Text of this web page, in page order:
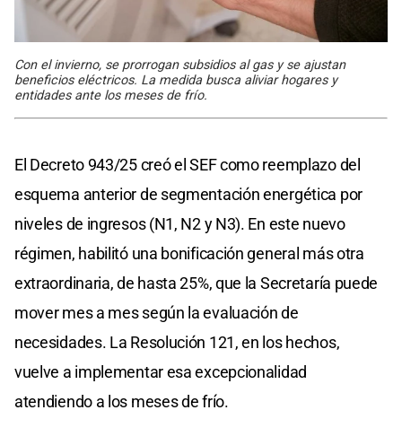
Con el invierno, se prorrogan subsidios al gas y se ajustan
beneficios eléctricos. La medida busca aliviar hogares y
entidades ante los meses de frío.
El Decreto 943/25 creó el SEF como reemplazo del
esquema anterior de segmentación energética por
niveles de ingresos (N1, N2 y N3). En este nuevo
régimen, habilitó una bonificación general más otra
extraordinaria, de hasta 25%, que la Secretaría puede
mover mes a mes según la evaluación de
necesidades. La Resolución 121, en los hechos,
vuelve a implementar esa excepcionalidad
atendiendo a los meses de frío.